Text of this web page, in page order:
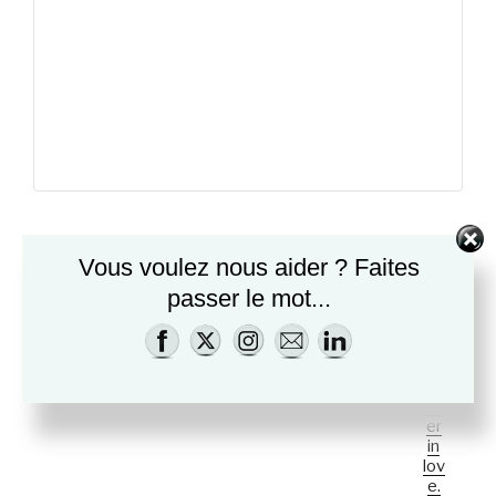
Ajouter au calendrier
st
er
in
lov
e.
Vous voulez nous aider ? Faites
passer le mot...